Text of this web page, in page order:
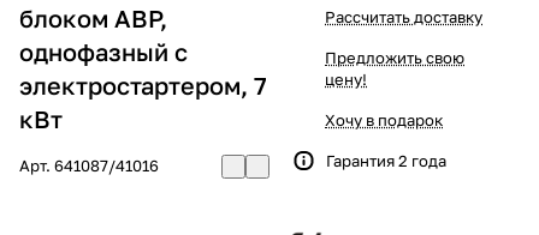
блоком АВР,
однофазный с
электростартером, 7
кВт
Арт. 641087/41016
Рассчитать доставку
Предложить свою
цену!
Хочу в подарок
Гарантия 2 года